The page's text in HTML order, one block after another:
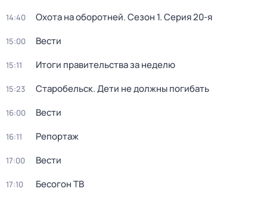
14:40 Охота на оборотней. Сезон 1. Серия 20-я
15:00 Вести
15:11 Итоги правительства за неделю
15:23 Старобельск. Дети не должны погибать
16:00 Вести
16:11 Репортаж
17:00 Вести
17:10 Бесогон ТВ